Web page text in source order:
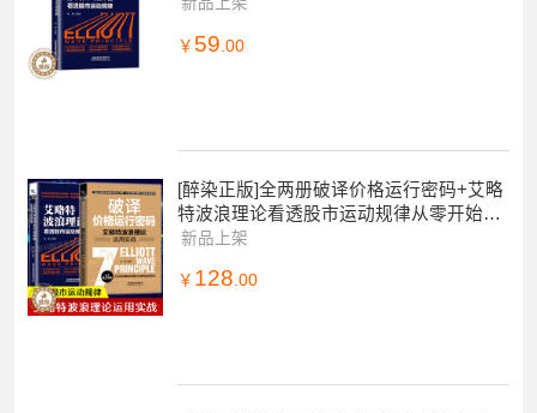
￥ 59 .00
[醉染正版]全两册破译价格运行密码+艾略
特波浪理论看透股市运动规律从零开始读
懂经济学投资理财炒股金融成功教育创业
新品上架
￥ 128.00